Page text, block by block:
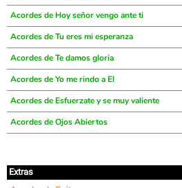
Acordes de Hoy señor vengo ante ti
Acordes de Tu eres mi esperanza
Acordes de Te damos gloria
Acordes de Yo me rindo a El
Acordes de Esfuerzate y se muy valiente
Acordes de Ojos Abiertos
Extras